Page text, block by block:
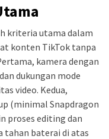
kriteria utama dalam
konten TikTok tanpa
kamera dengan
dukungan mode
video. Kedua,
(minimal Snapdragon
proses editing dan
tahan baterai di atas